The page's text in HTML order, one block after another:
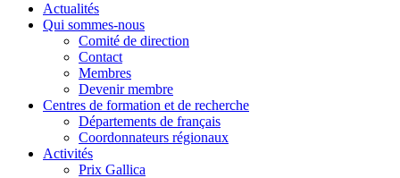
Actualités
Qui sommes-nous
Comité de direction
Contact
Membres
Devenir membre
Centres de formation et de recherche
Départements de français
Coordonnateurs régionaux
Activités
Prix Gallica